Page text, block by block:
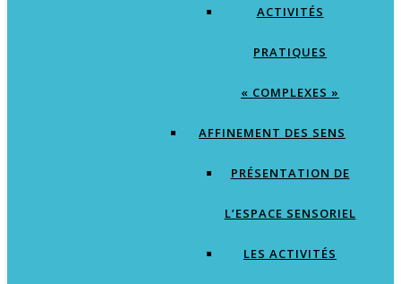
ACTIVITÉS
PRATIQUES
« COMPLEXES »
AFFINEMENT DES SENS
PRÉSENTATION DE
L’ESPACE SENSORIEL
LES ACTIVITÉS